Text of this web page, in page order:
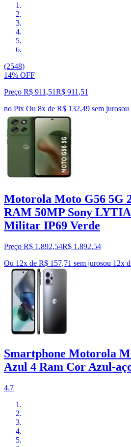
(2548)
14% OFF
Preço R$ 911,51R$ 911 ,51
no Pix Ou 8x de R$ 132,49 sem jurosou
Motorola Moto G56 5G
RAM 50MP Sony
Militar IP69 Verde
Preço R$ 1.892,54R$ 1.892,54
Ou 12x de R$ 157,71 sem jurosou 12x
Smartphone Motorola
Azul 4 Ram Cor Azul-
4.7